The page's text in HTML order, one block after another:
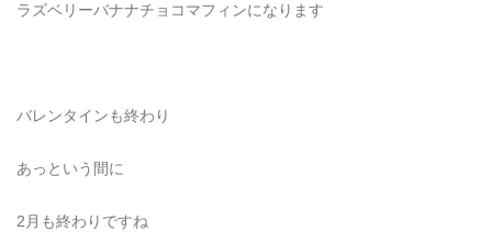
ラズベリーバナナチョコマフィンになります
バレンタインも終わり
あっという間に
2月も終わりですね